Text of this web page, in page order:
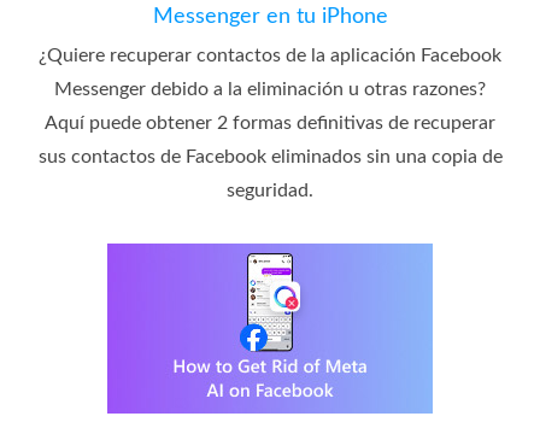
Messenger en tu iPhone
¿Quiere recuperar contactos de la aplicación Facebook
Messenger debido a la eliminación u otras razones?
Aquí puede obtener 2 formas definitivas de recuperar
sus contactos de Facebook eliminados sin una copia de
seguridad.